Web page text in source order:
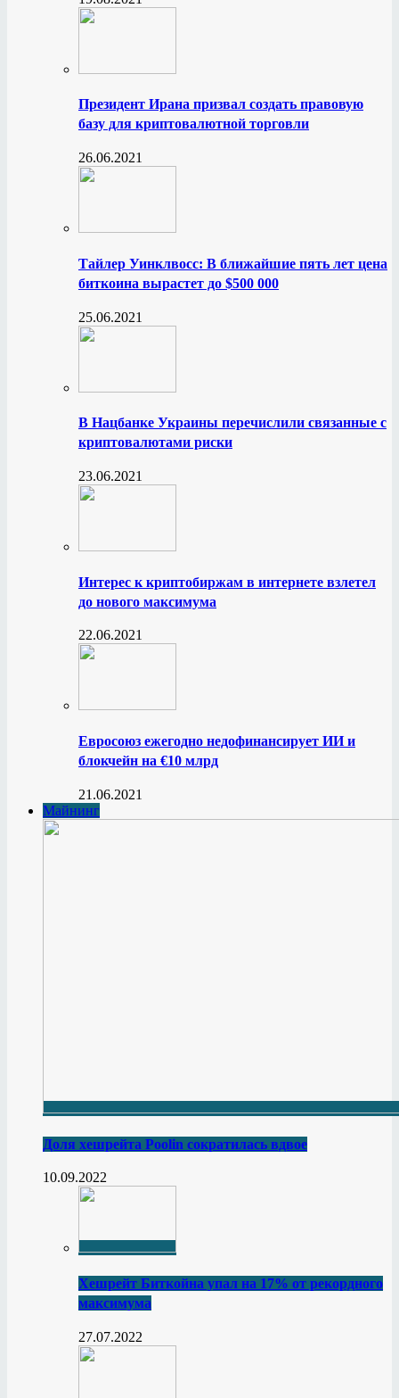
Президент Ирана призвал создать правовую
базу для криптовалютной торговли
26.06.2021
Тайлер Уинклвосс: В ближайшие пять лет цена
биткоина вырастет до $500 000
25.06.2021
В Нацбанке Украины перечислили связанные с
криптовалютами риски
23.06.2021
Интерес к криптобиржам в интернете взлетел
до нового максимума
22.06.2021
Евросоюз ежегодно недофинансирует ИИ и
блокчейн на €10 млрд
21.06.2021
Майнинг
Доля хешрейта Poolin сократилась вдвое
10.09.2022
Хешрейт Биткойна упал на 17% от рекордного
максимума
27.07.2022